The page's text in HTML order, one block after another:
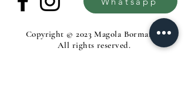
Copyright © 2023 Magola Borman®.
All rights reserved.